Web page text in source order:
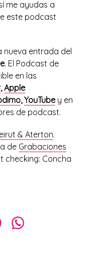
me ayudas a
este podcast
nueva entrada del
. El Podcast de
en las
, Apple
, YouTubey en
de podcast.
& Aterton.
de Grabaciones
checking: Concha